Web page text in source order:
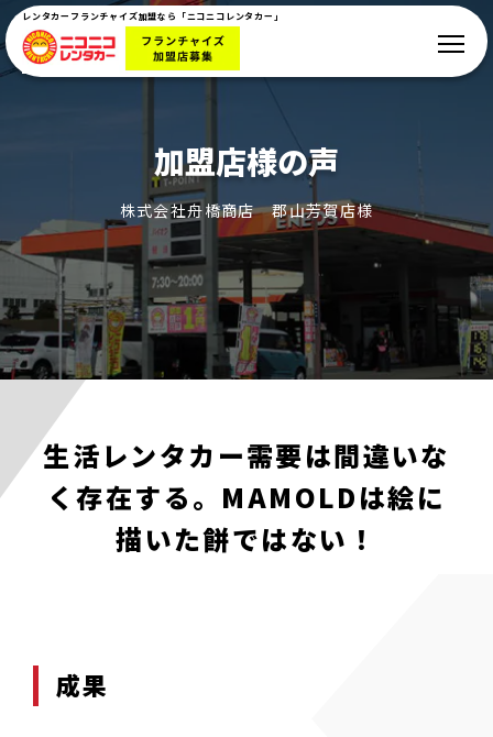
レンタカーフランチャイズ加盟なら「ニコニコレンタカー」
加盟店様の声
株式会社舟橋商店 郡山芳賀店様
生活レンタカー需要は間違いな
く存在する。 MAMOLDは絵に
描いた餅ではない！
成果